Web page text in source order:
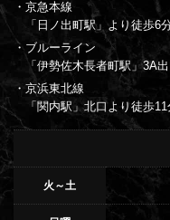
・京急本線
「日ノ出町駅」より徒歩6
・ブルーライン
「伊勢佐木長者町駅」3A
・京浜東北線
「関内駅」北口より徒歩11
火～土